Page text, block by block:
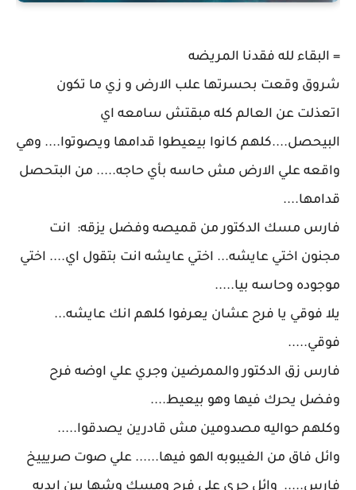
= البقاء لله فقدنا المريضه
شروق وقعت بحسرتها علب الارض و زي ما تكون
اتعذلت عن العالم كله مبقتش سامعه اي
البيحصل....كلهم كانوا بيعيطوا قدامها ويصوتوا.... وهي
واقعه علي الارض مش حاسه بأي حاجه..... من البتحصل
قدامها....
فارس مسك الدكتور من قميصه وفضل يزقه: انت
مجنون اختي عايشه... اختي عايشه انت بتقول اي.... اختي
موجوده وحاسه بيا.....
يلا فوقي يا فرح عشان يعرفوا كلهم انك عايشه...
فوقي.....
فارس زق الدكتور والممرضين وجري علي اوضه فرح
وفضل يحرك فيها وهو بيعيط....
وكلهم حواليه مصدومين مش قادرين يصدقوا.....
وائل فاق من الغيبوبه الهو فيها...... علي صوت صريييخ
فارس..... وائل جري علي فرح ومسك وشها بين ايديه